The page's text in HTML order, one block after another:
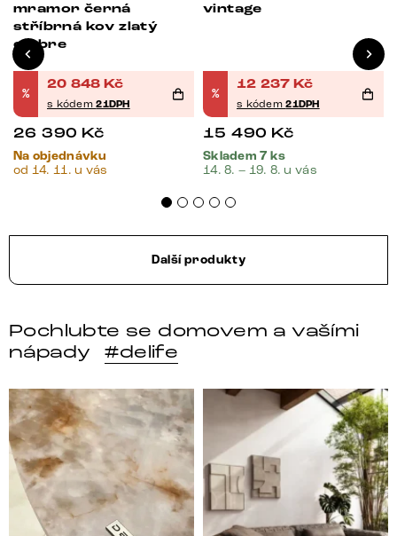
mramor černá
stříbrná kov zlatý
ombre
%
20 848 Kč
s kódem21DPH
26 390 Kč
Na objednávku
od 14. 11. u vás
vintage
%
12 237 Kč
s kódem21DPH
15 490 Kč
Skladem 7 ks
14. 8. – 19. 8. u vás
Další produkty
Pochlubte se domovem a vašími
nápady
#delife
DELIFE – Nábytek, který promění dům v domov. Domo
Místo, kam se budeš těšit